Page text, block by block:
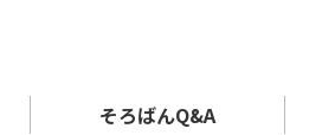
そろばんQ&A